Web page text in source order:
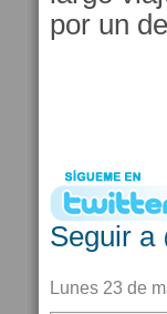
por un
Seguir a
Lunes 23 de